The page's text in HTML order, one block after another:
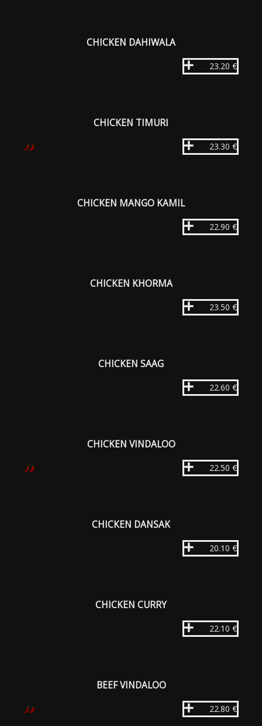
CHICKEN DAHIWALA
23.20 €
CHICKEN TIMURI
23.30 €
CHICKEN MANGO KAMIL
22.90 €
CHICKEN KHORMA
23.50 €
CHICKEN SAAG
22.60 €
CHICKEN VINDALOO
22.50 €
CHICKEN DANSAK
20.10 €
CHICKEN CURRY
22.10 €
BEEF VINDALOO
22.80 €